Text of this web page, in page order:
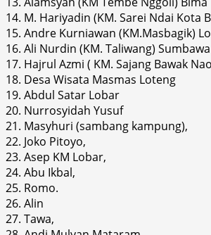
14. M. Hariyadin (KM. Sarei Ndai Kota
15. Andre Kurniawan (KM.Masbagik)
16. Ali Nurdin (KM. Taliwang) Sumbawa
17. Hajrul Azmi ( KM. Sajang Bawak
18. Desa Wisata Masmas Loteng
19. Abdul Satar Lobar
20. Nurrosyidah Yusuf
21. Masyhuri (sambang kampung),
22. Joko Pitoyo,
23. Asep KM Lobar,
24. Abu Ikbal,
25. Romo.
26. Alin
27. Tawa,